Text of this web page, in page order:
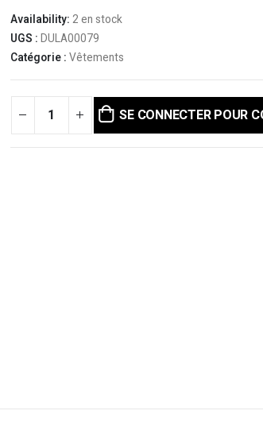
Availability: 2 en stock
UGS : DULA00079
Catégorie : Vêtements
SE CONNECTER POUR